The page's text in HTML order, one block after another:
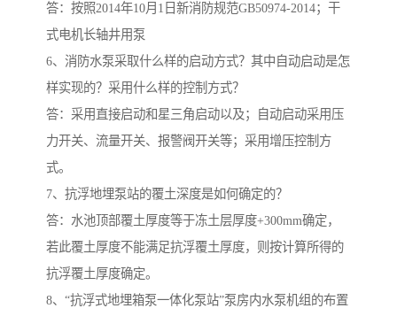
答：按照2014年10月1日新消防规范GB50974-2014；干
式电机长轴井用泵
6、消防水泵采取什么样的启动方式？其中自动启动是怎
样实现的？采用什么样的控制方式？
答：采用直接启动和星三角启动以及；自动启动采用压
力开关、流量开关、报警阀开关等；采用增压控制方
式。
7、抗浮地埋泵站的覆土深度是如何确定的？
答：水池顶部覆土厚度等于冻土层厚度+300mm确定，
若此覆土厚度不能满足抗浮覆土厚度，则按计算所得的
抗浮覆土厚度确定。
8、“抗浮式地埋箱泵一体化泵站”泵房内水泵机组的布置